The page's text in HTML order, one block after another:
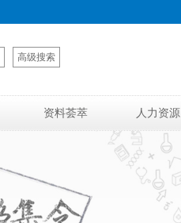
高级搜索
资料荟萃 人力资源